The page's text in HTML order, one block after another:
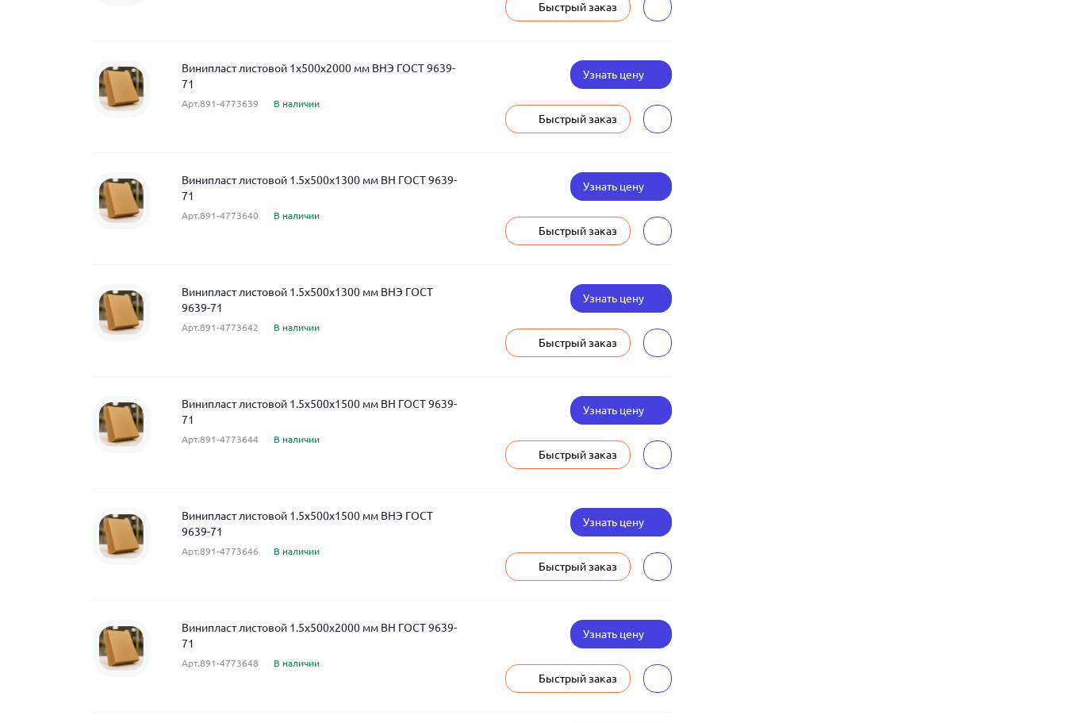
Быстрый заказ
Винипласт листовой 1x500x2000 мм ВНЭ ГОСТ 9639-
71
Арт.891-4773639 В наличии
Узнать цену
Быстрый заказ
Винипласт листовой 1.5x500x1300 мм ВН ГОСТ 9639-
71
Арт.891-4773640 В наличии
Узнать цену
Быстрый заказ
Винипласт листовой 1.5x500x1300 мм ВНЭ ГОСТ
9639-71
Арт.891-4773642 В наличии
Узнать цену
Быстрый заказ
Винипласт листовой 1.5x500x1500 мм ВН ГОСТ 9639-
71
Арт.891-4773644 В наличии
Узнать цену
Быстрый заказ
Винипласт листовой 1.5x500x1500 мм ВНЭ ГОСТ
9639-71
Арт.891-4773646 В наличии
Узнать цену
Быстрый заказ
Винипласт листовой 1.5x500x2000 мм ВН ГОСТ 9639-
71
Арт.891-4773648 В наличии
Узнать цену
Быстрый заказ